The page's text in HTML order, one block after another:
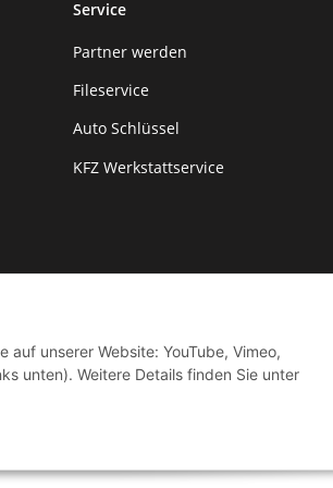
auf unserer Website: YouTube, Vimeo,
unten). Weitere Details finden Sie unter
Service
Partner werden
Fileservice
Auto Schlüssel
KFZ Werkstattservice